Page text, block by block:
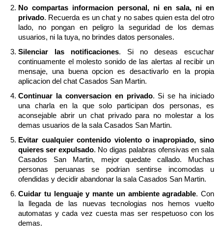
No compartas informacion personal, ni en sala, ni en
privado. Recuerda es un chat y no sabes quien esta del otro
lado, no pongan en peligro la seguridad de los demas
usuarios, ni la tuya, no brindes datos personales.
Silenciar las notificaciones. Si no deseas escuchar
continuamente el molesto sonido de las alertas al recibir un
mensaje, una buena opcion es desactivarlo en la propia
aplicacion del chat Casados San Martin.
Continuar la conversacion en privado. Si se ha iniciado
una charla en la que solo participan dos personas, es
aconsejable abrir un chat privado para no molestar a los
demas usuarios de la sala Casados San Martin.
Evitar cualquier contenido violento o inapropiado, sino
quieres ser expulsado. No digas palabras ofensivas en sala
Casados San Martin, mejor quedate callado. Muchas
personas peruanas se podrian sentirse incomodas u
ofendidas y decidir abandonar la sala Casados San Martin.
Cuidar tu lenguaje y mante un ambiente agradable. Con
la llegada de las nuevas tecnologias nos hemos vuelto
automatas y cada vez cuesta mas ser respetuoso con los
demas.